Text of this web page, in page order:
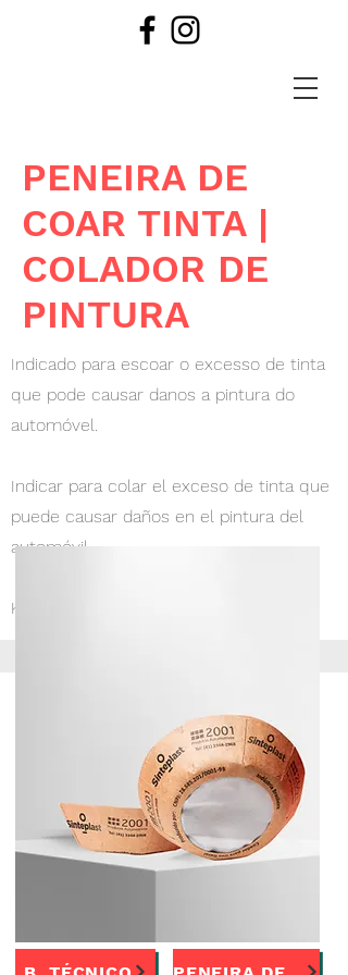
PENEIRA DE
COAR TINTA |
COLADOR DE
PINTURA
Indicado para escoar o excesso de tinta
que pode causar danos a pintura do
automóvel.
Indicar para colar el exceso de tinta que
puede causar daños en el pintura del
automóvil.
Kit 10 unidades